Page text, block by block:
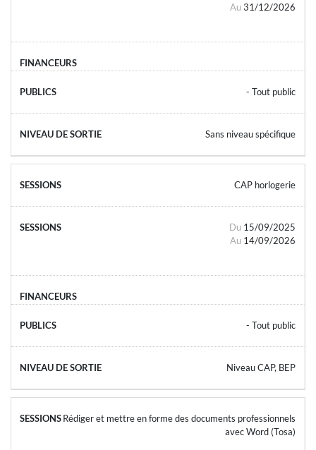
Au 31/12/2026
- Tout public
Sans niveau spécifique
CAP horlogerie
Du 15/09/2025
Au 14/09/2026
- Tout public
Niveau CAP, BEP
Rédiger et mettre en forme des documents professionnels
avec Word (Tosa)